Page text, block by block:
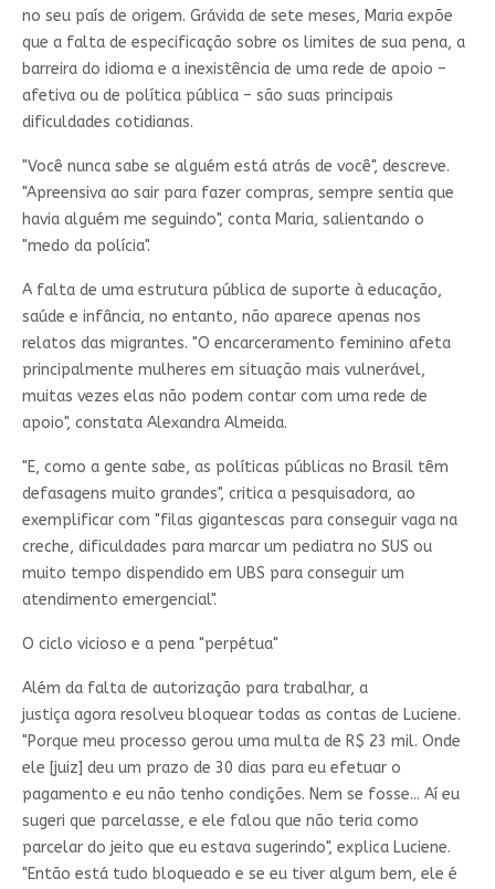
no seu país de origem. Grávida de sete meses, Maria expõe
que a falta de especificação sobre os limites de sua pena, a
barreira do idioma e a inexistência de uma rede de apoio –
afetiva ou de política pública – são suas principais
dificuldades cotidianas.
"Você nunca sabe se alguém está atrás de você", descreve.
"Apreensiva ao sair para fazer compras, sempre sentia que
havia alguém me seguindo", conta Maria, salientando o
"medo da polícia".
A falta de uma estrutura pública de suporte à educação,
saúde e infância, no entanto, não aparece apenas nos
relatos das migrantes. "O encarceramento feminino afeta
principalmente mulheres em situação mais vulnerável,
muitas vezes elas não podem contar com uma rede de
apoio", constata Alexandra Almeida.
"E, como a gente sabe, as políticas públicas no Brasil têm
defasagens muito grandes", critica a pesquisadora, ao
exemplificar com "filas gigantescas para conseguir vaga na
creche, dificuldades para marcar um pediatra no SUS ou
muito tempo dispendido em UBS para conseguir um
atendimento emergencial".
O ciclo vicioso e a pena "perpétua"
Além da falta de autorização para trabalhar, a
justiça agora resolveu bloquear todas as contas de Luciene.
"Porque meu processo gerou uma multa de R$ 23 mil. Onde
ele [juiz] deu um prazo de 30 dias para eu efetuar o
pagamento e eu não tenho condições. Nem se fosse... Aí eu
sugeri que parcelasse, e ele falou que não teria como
parcelar do jeito que eu estava sugerindo", explica Luciene.
"Então está tudo bloqueado e se eu tiver algum bem, ele é